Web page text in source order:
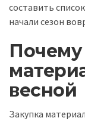
составить
начали сезон
Почему
весной
Закупка